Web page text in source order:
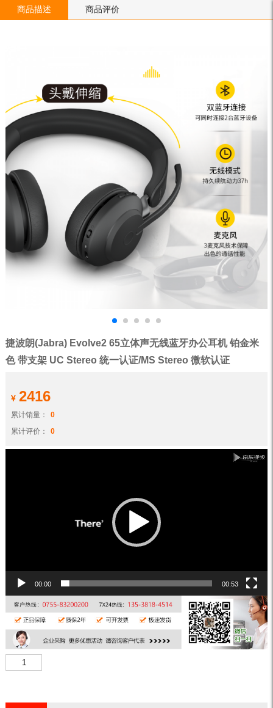
捷波朗(Jabra) Evolve2 65立体声无线蓝牙办公耳机 铂金米
色 带支架 UC Stereo 统一认证/MS Stereo 微软认证
¥ 2416
累计销量：
0
累计评价：
0
00:00 00:53
商品描述 商品评价